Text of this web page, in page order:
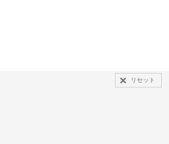
リセット